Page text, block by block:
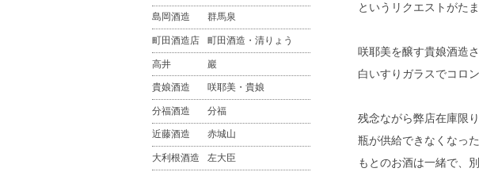
というリクエストがた
咲耶美を醸す貴娘酒造
白いすりガラスでコロ
残念ながら弊店在庫限
瓶が供給できなくなった
もとのお酒は一緒で、
島岡酒造 群馬泉
町田酒造店 町田酒造・清りょう
高井 巖
貴娘酒造 咲耶美・貴娘
分福酒造 分福
近藤酒造 赤城山
大利根酒造 左大臣